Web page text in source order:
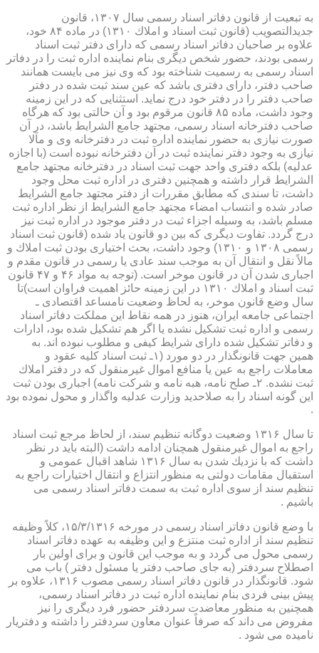
به تبعیت از قانون دفاتر اسناد رسمی سال ۱۳۰۷، قانون
جدیدالتصویب (قانون ثبت اسناد و املاك ۱۳۱۰) در ماده ۸۴ خود،
علاوه بر صاحبان دفاتر اسناد رسمی كه دارای دفتر ثبت اسناد
رسمی بودند، حضور شخص دیگری بنام نماینده اداره ثبت را در دفاتر
اسناد رسمی به رسمیت شناخته بود كه وی نیز می بایست همانند
صاحب دفتر، دارای دفتری باشد كه عین سند ثبت شده در دفتر
صاحب دفتر را در دفتر خود درج نماید. استثنایی كه در این زمینه
وجود داشت، ماده ۸۵ قانون مرقوم بود و آن حالتی بود كه هرگاه
صاحب دفترخانه اسناد رسمی، مجتهد جامع الشرایط باشد، در آن
صورت نیازی به حضور نماینده اداره ثبت در دفترخانه وی و مآلا
نیازی به وجود دفتر نماینده ثبت در آن دفترخانه نبوده است (با اجازه
عدلیه) بلكه دفتری واحد جهت ثبت اسناد در دفترخانه مجتهد جامع
الشرایط قرار داشته و همچنین دفتری در اداره ثبت محل وجود
داشت، تا سندی كه مطابق مقررات از دفتر مجتهد جامع الشرایط
صادر شده و انتساب امضاء مجتهد جامع الشرایط از نظر اداره ثبت
مسلم باشد، به وسیله اجزاء ثبت در دفتر موجود در اداره ثبت نیز
درج گردد. تفاوت دیگری كه بین دو قانون یاد شده (قانون ثبت اسناد
رسمی ۱۳۰۸ و ۱۳۱۰) وجود داشت، بحث اختیاری بودن ثبت املاك و
مالاً نقل و انتقال آن به موجب سند عادی یا رسمی در قانون مقدم و
اجباری شدن آن در قانون موخر است. (توجه به مواد ۴۶ و ۴۷ قانون
ثبت اسناد و املاك ۱۳۱۰ در این زمینه حائز اهمیت فراوان است)تا
سال وضع قانون موخر، به لحاظ وضعیت نامساعد اقتصادی ـ
اجتماعی جامعه ایران، هنوز در همه نقاط این مملكت دفاتر اسناد
رسمی و اداره ثبت تشكیل نشده یا اگر هم تشكیل شده بود، ادارات
و دفاتر تشكیل شده دارای شرایط كیفی و مطلوب نبوده اند. به
همین جهت قانونگذار در دو مورد (۱ـ ثبت اسناد كلیه عقود و
معاملات راجع به عین یا منافع اموال غیرمنقول كه در دفتر املاك
ثبت نشده. ۲ـ صلح نامه، هبه نامه و شركت نامه) اجباری بودن ثبت
این گونه اسناد را به صلاحدید وزارت عدلیه واگذار و محول نموده بود
.
تا سال ۱۳۱۶ وضعیت دوگانه تنظیم سند، از لحاظ مرجع ثبت اسناد
راجع به اموال غیرمنقول همچنان ادامه داشت (البته باید در نظر
داشت كه با نزدیك شدن به سال ۱۳۱۶ شاهد اقبال عمومی و
استقبال مقامات دولتی به منظور انتزاع و انتقال اختیارات راجع به
تنظیم سند از سوی اداره ثبت به سمت دفاتر اسناد رسمی می
باشیم .
با وضع قانون دفاتر اسناد رسمی در مورخه ۱۵/۳/۱۳۱۶، كلاً وظیفه
تنظیم سند از اداره ثبت منتزع و این وظیفه به عهده دفاتر اسناد
رسمی محول می گردد و به موجب این قانون و برای اولین بار
اصطلاح سردفتر (به جای صاحب دفتر یا مسئول دفتر ) باب می
شود. قانونگذار در قانون دفاتر اسناد رسمی مصوب ۱۳۱۶، علاوه بر
پیش بینی فردی بنام نماینده اداره ثبت در دفاتر اسناد رسمی،
همچنین به منظور معاضدت سردفتر حضور فرد دیگری را نیز
مفروض می داند كه صرفاً عنوان معاون سردفتر را داشته و دفتریار
نامیده می شود .